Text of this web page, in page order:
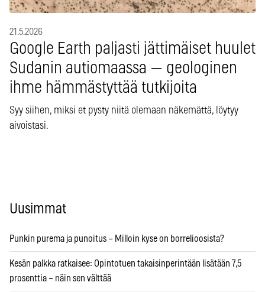
21.5.2026
Google Earth paljasti jättimäiset huulet
Sudanin autiomaassa — geologinen
ihme hämmästyttää tutkijoita
Syy siihen, miksi et pysty niitä olemaan näkemättä, löytyy
aivoistasi.
Uusimmat
Punkin purema ja punoitus – Milloin kyse on borrelioosista?
Kesän palkka ratkaisee: Opintotuen takaisinperintään lisätään 7,5
prosenttia – näin sen välttää